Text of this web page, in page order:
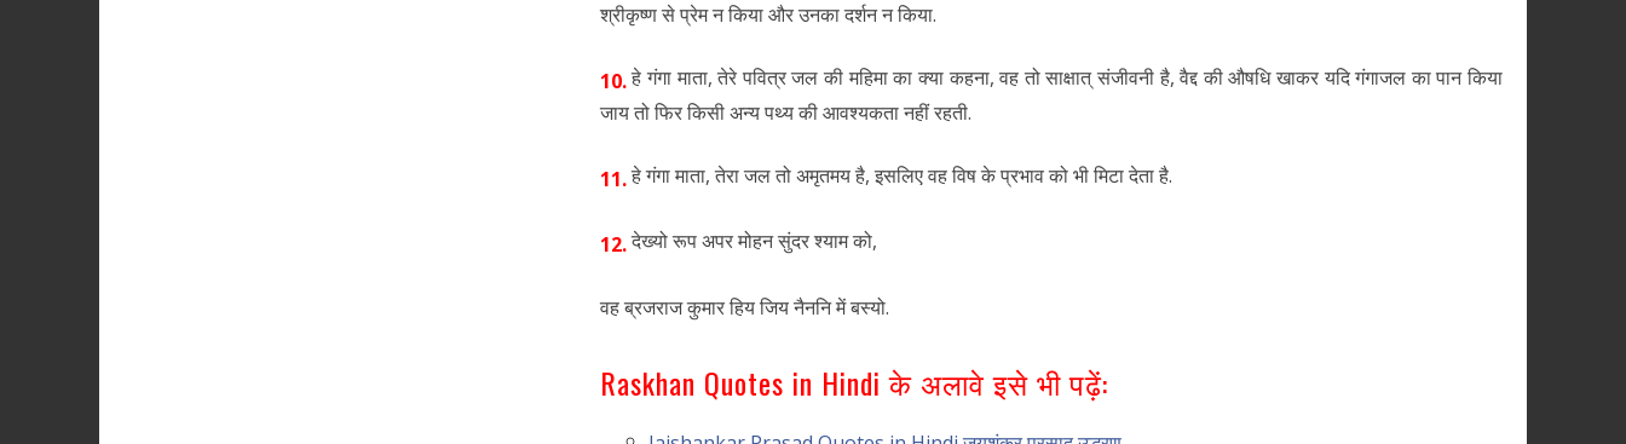
श्रीकृष्ण से प्रेम न किया और उनका दर्शन न किया.
10.हे गंगा माता, तेरे पवित्र जल की महिमा का क्या कहना, वह तो साक्षात् संजीवनी है, वैद्द की औषधि खाकर यदि गंगाजल का पान किया
जाय तो फिर किसी अन्य पथ्य की आवश्यकता नहीं रहती.
11.हे गंगा माता, तेरा जल तो अमृतमय है, इसलिए वह विष के प्रभाव को भी मिटा देता है.
12.देख्यो रूप अपर मोहन सुंदर श्याम को,
वह ब्रजराज कुमार हिय जिय नैननि में बस्यो.
Raskhan Quotes in Hindi के अलावे इसे भी पढ़ें: